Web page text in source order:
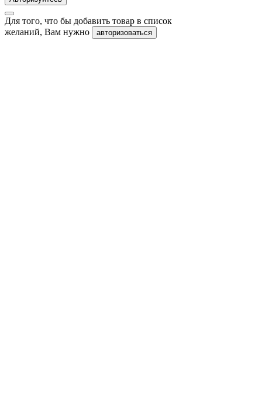
Для того, что бы добавить товар в список
желаний, Вам нужно
авторизоваться